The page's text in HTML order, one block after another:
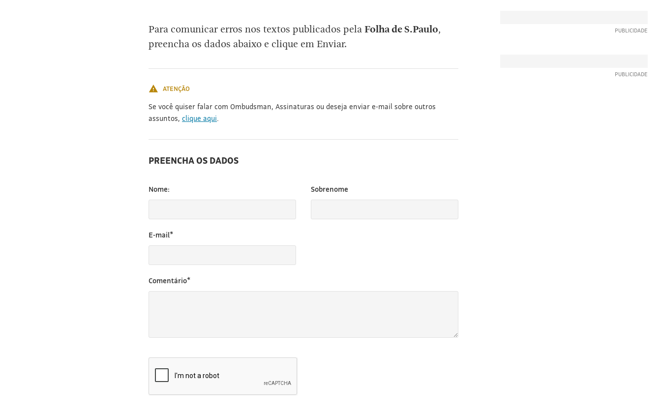
Para comunicar erros nos textos publicados pelaFolha de S.Paulo,
preencha os dados abaixo e clique em Enviar.
ATENÇÃO
Se você quiser falar com Ombudsman, Assinaturas ou deseja enviar e-mail sobre outros
assuntos, clique aqui.
PREENCHA OS DADOS
Nome: Sobrenome
E-mail*
Comentário*